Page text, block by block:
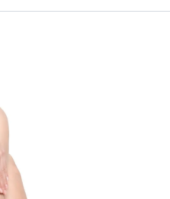
sausą odą.
priežiūrai. Tokios veikliosios
drėgmės, o keramidai stiprina
praradimo. Jie veikia kartu su
veikliosiomis medžiagomis, kurios
odą ir mažinti grybelines
kiekį yra labai svarbios pėdų
Įrodyta, kad naujosios pėdų putos